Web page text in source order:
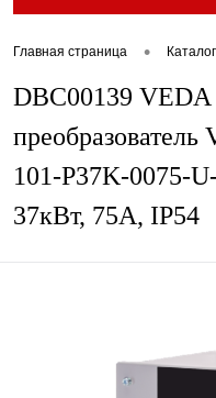
Главная страница •
DBC00139
101-P37K-0075-
37кВт, 75А, IP54